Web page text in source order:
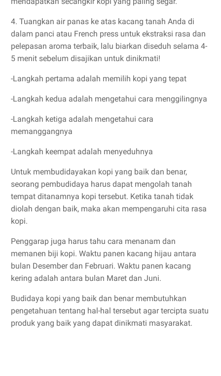
4. Tuangkan air panas ke atas kacang tanah Anda di
dalam panci atau French press untuk ekstraksi rasa dan
pelepasan aroma terbaik, lalu biarkan diseduh selama 4-
5 menit sebelum disajikan untuk dinikmati!
-Langkah pertama adalah memilih kopi yang tepat
-Langkah kedua adalah mengetahui cara menggilingnya
-Langkah ketiga adalah mengetahui cara
memanggangnya
-Langkah keempat adalah menyeduhnya
Untuk membudidayakan kopi yang baik dan benar,
seorang pembudidaya harus dapat mengolah tanah
tempat ditanamnya kopi tersebut. Ketika tanah tidak
diolah dengan baik, maka akan mempengaruhi cita rasa
kopi.
Penggarap juga harus tahu cara menanam dan
memanen biji kopi. Waktu panen kacang hijau antara
bulan Desember dan Februari. Waktu panen kacang
kering adalah antara bulan Maret dan Juni.
Budidaya kopi yang baik dan benar membutuhkan
pengetahuan tentang hal-hal tersebut agar tercipta suatu
produk yang baik yang dapat dinikmati masyarakat.